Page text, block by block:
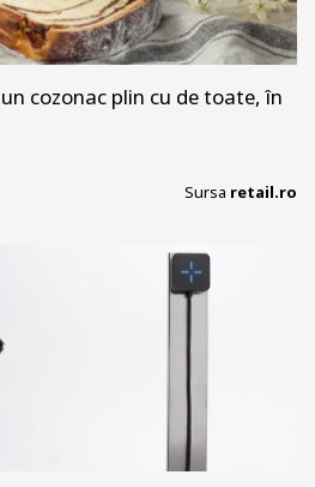
cozonac plin cu de toate, în
Sursa retail.ro